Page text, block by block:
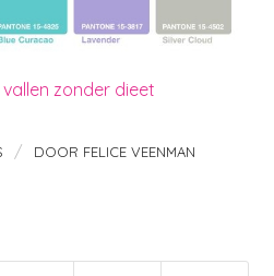
zonder dieet
/ DOOR FELICE VEENMAN